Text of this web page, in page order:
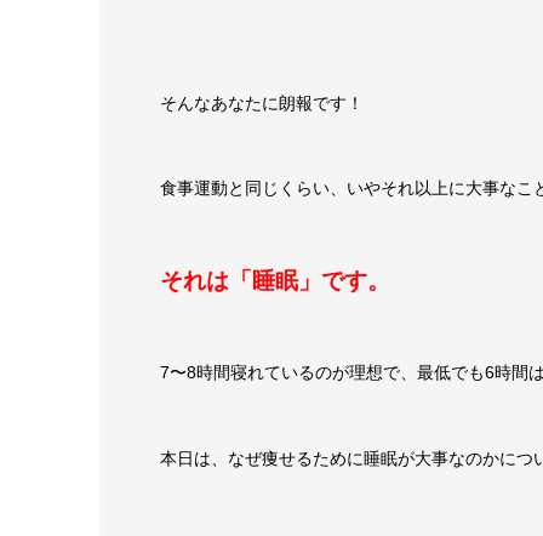
そんなあなたに朗報です！
食事運動と同じくらい、いやそれ以上に大事なこ
それは「睡眠」です。
7〜8時間寝れているのが理想で、最低でも6時間
本日は、なぜ痩せるために睡眠が大事なのかにつ